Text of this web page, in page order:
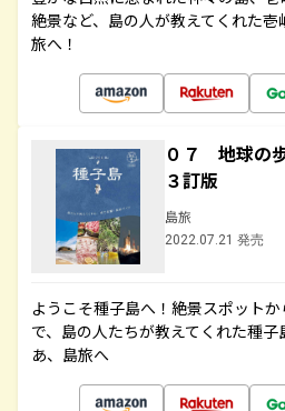
絶景など、島の人が教えてくれた
旅へ！
０７ 地球の
３訂版
島旅
2022.07.21 発売
ようこそ種子島へ！絶景スポット
で、島の人たちが教えてくれた種
あ、島旅へ